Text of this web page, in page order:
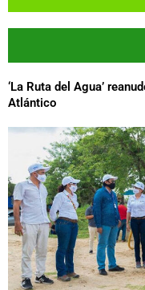
‘La Ruta del Agua’
Atlántico